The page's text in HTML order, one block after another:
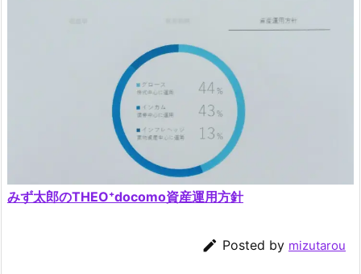
みず太郎のTHEO⁺docomo資産運用方針
 Posted by mizutarou